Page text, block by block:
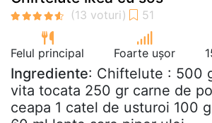
Felul principal Foarte ușor
Ingrediente: Chiftelute : 500
vita tocata 250 gr carne de
ceapa 1 catel de usturoi 100